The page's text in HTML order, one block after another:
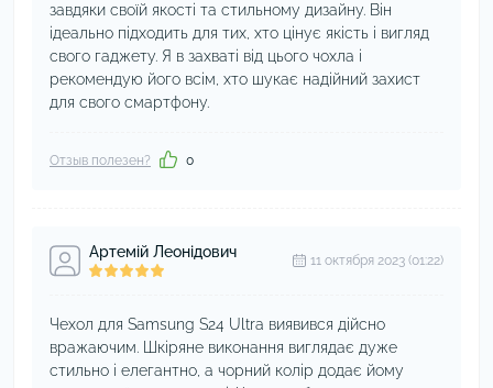
завдяки своїй якості та стильному дизайну. Він
ідеально підходить для тих, хто цінує якість і вигляд
свого гаджету. Я в захваті від цього чохла і
рекомендую його всім, хто шукає надійний захист
для свого смартфону.
Отзыв полезен? 0
Артемій Леонідович 11 октября 2023 (01:22)
Чехол для Samsung S24 Ultra виявився дійсно
вражаючим. Шкіряне виконання виглядає дуже
стильно і елегантно, а чорний колір додає йому